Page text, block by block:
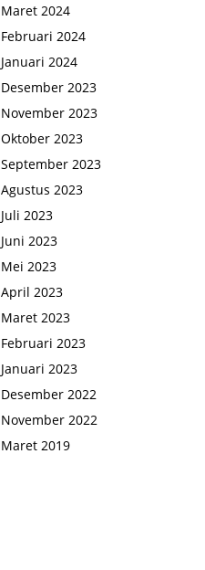
Maret 2024
Februari 2024
Januari 2024
Desember 2023
November 2023
Oktober 2023
September 2023
Agustus 2023
Juli 2023
Juni 2023
Mei 2023
April 2023
Maret 2023
Februari 2023
Januari 2023
Desember 2022
November 2022
Maret 2019